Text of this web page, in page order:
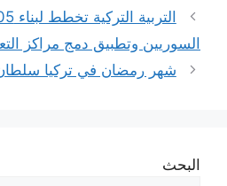
السوريين وتطبيق دمج مراكز
شهر رمضان في تركيا
البحث